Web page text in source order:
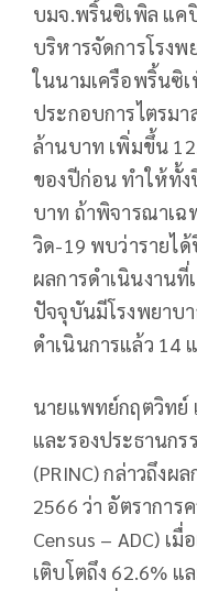
บมจ.พริ้นซิเพิล แค
บริหารจัดการโรง
ในนามเครือพริ้นซิเ
ประกอบการไตรมา
ล้านบาท เพิ่มขึ้น
ของปีก่อน ทำให้ทั้ง
บาท ถ้าพิจารณาเฉ
วิด-19 พบว่ารายได้
ผลการดำเนินงานที่
ปัจจุบันมีโรงพยาบ
ดำเนินการแล้ว 14
นายแพทย์กฤตวิทย์
และรองประธานก
(PRINC) กล่าวถึงผ
2566 ว่า อัตราการ
Census – ADC) เ
เติบโตถึง 62.6% แ